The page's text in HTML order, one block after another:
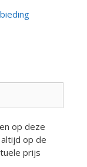
op deze
op de
prijs